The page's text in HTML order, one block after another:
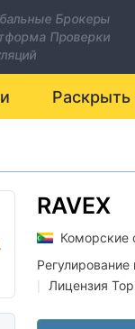
Брокеры
Проверки
Раскрыть
RAVEX
Коморские
Лицензия